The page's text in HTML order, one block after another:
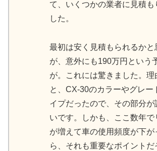
て、いくつかの業者に見積も
した。
最初は安く見積もられるかと
が、意外にも190万円という
が。これには驚きました。理
と、CX-30のカラーやグレー
イプだったので、その部分が
いです。しかも、ここ数年で
が増えて車の使用頻度が下が
ら、それも重要なポイントだ